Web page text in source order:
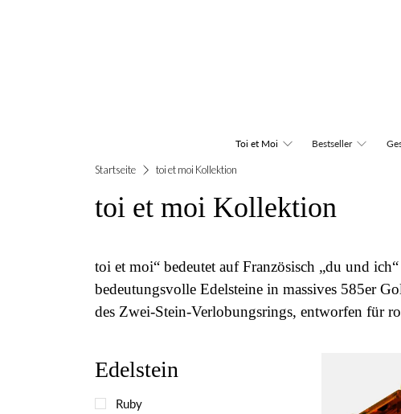
Toi et Moi Bestseller
Startseite toi et moi Kollektion
toi et moi Kollektion
toi et moi“ bedeutet auf Französisch „du und
bedeutungsvolle Edelsteine in massives 585er
des Zwei-Stein-Verlobungsrings, entworfen für
Edelstein
Ruby